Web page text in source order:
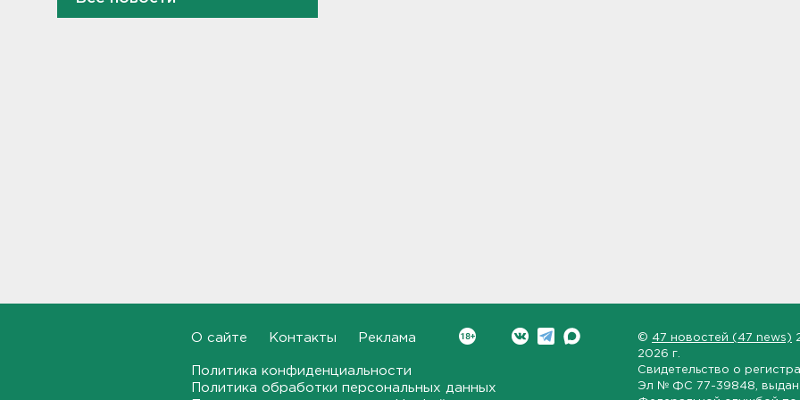
"Хотел проверить на
Соснового Бора оторвал
О сайте Контакты Реклама
Политика конфиденциальности
Политика обработки персональных данных
© 47 новостей (47 news)
2026 г.
Свидетельство о
Эл № ФС 77-39848 ,